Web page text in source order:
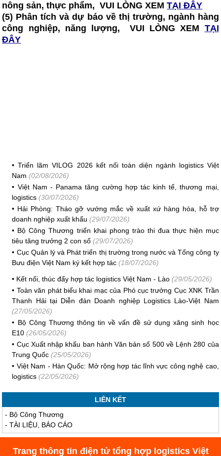
nông sản, thực phẩm, VUI LÒNG XEMTẠI ĐÂY
(5) Phân tích và dự báo về thị trường, ngành hàng
công nghiệp, năng lượng, VUI LÒNG XEM TẠI
ĐÂY
•Triển lãm VILOG 2026 kết nối toàn diện ngành logistics Việt
Nam (02/08/2026)
• Việt Nam - Panama tăng cường hợp tác kinh tế, thương mại,
logistics (30/07/2026)
• Hải Phòng: Tháo gỡ vướng mắc về xuất xứ hàng hóa, hỗ trợ
doanh nghiệp xuất khẩu (29/07/2026)
• Bộ Công Thương triển khai phong trào thi đua thực hiện mục
tiêu tăng trưởng 2 con số (29/07/2026)
• Cục Quản lý và Phát triển thị trường trong nước và Tổng công ty
Bưu điện Việt Nam ký kết hợp tác (18/07/2026)
• Kết nối, thúc đẩy hợp tác logistics Việt Nam - Lào (29/05/2026)
• Toàn văn phát biểu khai mạc của Phó cục trưởng Cục XNK Trần
Thanh Hải tại Diễn đàn Doanh nghiệp Logistics Lào-Việt Nam
(27/05/2026)
• Bộ Công Thương thông tin về vấn đề sử dụng xăng sinh học
E10 (26/05/2026)
• Cục Xuất nhập khẩu ban hành Văn bản số 500 về Lệnh 280 của
Trung Quốc (25/05/2026)
• Việt Nam - Hàn Quốc: Mở rộng hợp tác lĩnh vực công nghệ cao,
logistics (22/05/2026)
LIÊN KẾT
- Bộ Công Thương
-TÀI LIỆU, BÁO CÁO
Trang thông tin điện tử tổng hợp logistics Việt